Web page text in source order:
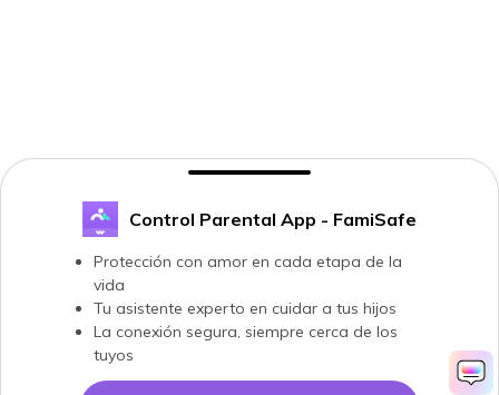
Control Parental App - FamiSafe
Protección con amor en cada etapa de la
vida
Tu asistente experto en cuidar a tus hijos
La conexión segura, siempre cerca de los
tuyos